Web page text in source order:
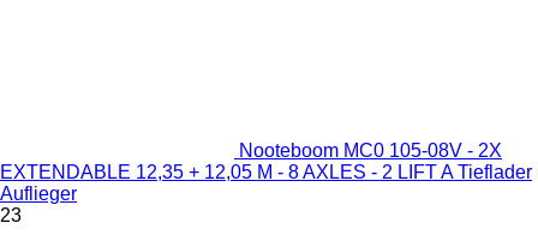
Nooteboom MC0 105-08V - 2X
EXTENDABLE 12,35 + 12,05 M - 8 AXLES - 2 LIFT A Tieflader
Auflieger
23